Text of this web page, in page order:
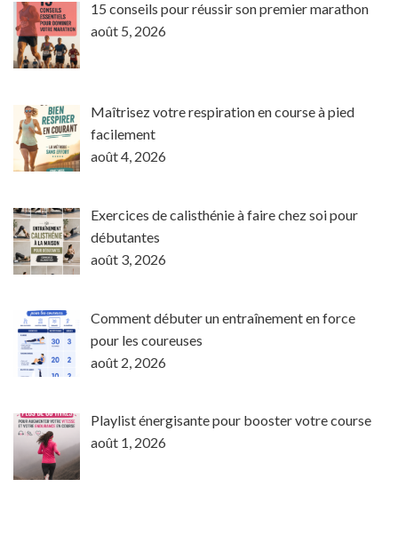
15 conseils pour réussir son premier marathon
août 5, 2026
Maîtrisez votre respiration en course à pied
facilement
août 4, 2026
Exercices de calisthénie à faire chez soi pour
débutantes
août 3, 2026
Comment débuter un entraînement en force
pour les coureuses
août 2, 2026
Playlist énergisante pour booster votre course
août 1, 2026